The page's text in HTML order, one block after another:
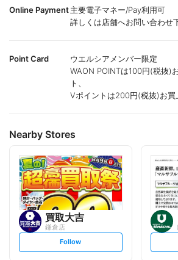
Online Payment主要電子マネー/Pay利用可
詳しくは店舗へお問い合わせ
Point Card
ウエルシアメンバー限定
WAON POINTは100円(税抜)
ト、
Vポイントは200円(税抜)お買
Nearby Stores
買取大吉
鎌倉店
s
t
Follow